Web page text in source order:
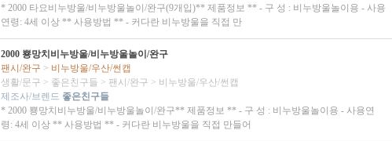
* 2000 타요비누방울/비누방울놀이/완구(9개입)** 제품정보 ** - 구 성 : 비누방울놀이용 - 사용
연령: 4세 이상 ** 사용방법 ** - 커다란 비누방울을 직접 만
2000 뿅망치비누방울/비누방울놀이/완구
팬시/완구 > 비누방울/우산/썬캡
생활/문구 > 좋은친구들 > 팬시/완구 > 비누방울/우산/썬캡
제조사/브렌드 좋은친구들
* 2000 뿅망치비누방울/비누방울놀이/완구** 제품정보 ** - 구 성 : 비누방울놀이용 - 사용연
령: 4세 이상 ** 사용방법 ** - 커다란 비누방울을 직접 만들어